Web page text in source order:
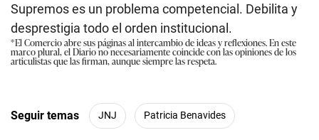
Supremos es un problema competencial. Debilita y
desprestigia todo el orden institucional.
*El Comercio abre sus páginas al intercambio de ideas y reflexiones. En este
marco plural, el Diario no necesariamente coincide con las opiniones de los
articulistas que las firman, aunque siempre las respeta.
Seguir temas JNJ Patricia Benavides